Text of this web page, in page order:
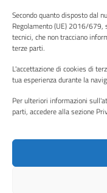
Secondo quanto disposto dal
Regolamento (UE) 2016/679,
tecnici, che non tracciano
terze parti.
L'accettazione di cookies di
tua esperienza durante la
Per ulteriori informazioni
parti, accedere alla sezione
Note legali
Dichiarazione di
Piano di miglioramento
SEGUICI SU
Facebook YouTube
Media policy